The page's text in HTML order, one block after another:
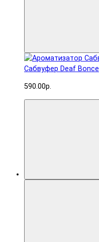
Сабвуфер Deaf Bonce
590.00р.